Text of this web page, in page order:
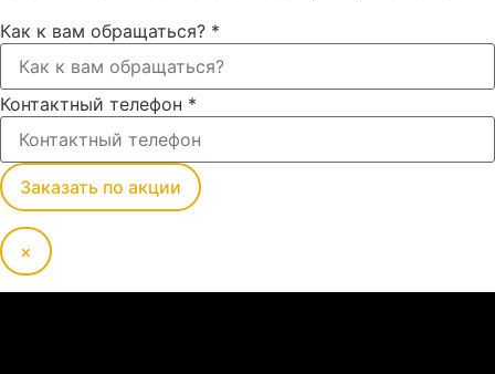
Как к вам обращаться? *
Контактный телефон *
Заказать по акции
×